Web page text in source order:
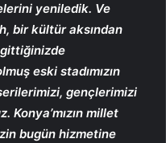
yeniledik. Ve
bir kültür aksından
eski stadımızın
gençlerimizi
Konya’mızın millet
bugün hizmetine